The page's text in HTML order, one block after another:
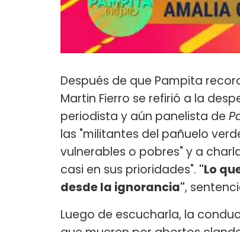
Después de que Pampita
Martin Fierro se refirió a la
periodista y aún panelista de
las "militantes del pañuelo
vulnerables o pobres" y a
casi en sus prioridades". "Lo
desde la ignorancia",
Luego de escucharla, la